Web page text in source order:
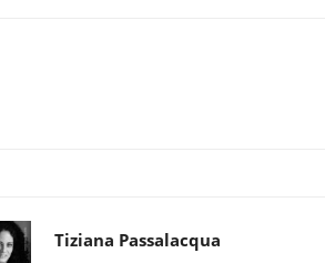
Tiziana Passalacqua